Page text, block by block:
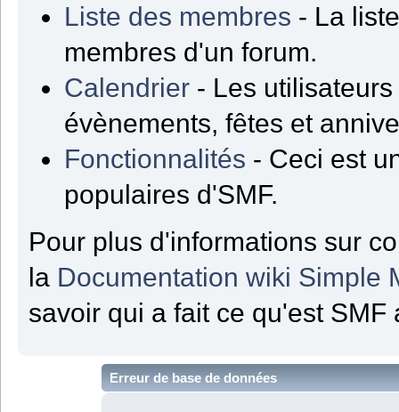
Liste des membres - La
membres d'un forum.
Calendrier - Les
évènements, fêtes et
Fonctionnalités - Ceci est
populaires d'SMF.
Pour plus d'informations sur
la Documentation wiki Simple
savoir qui a fait ce qu'est SMF
Erreur de base de données